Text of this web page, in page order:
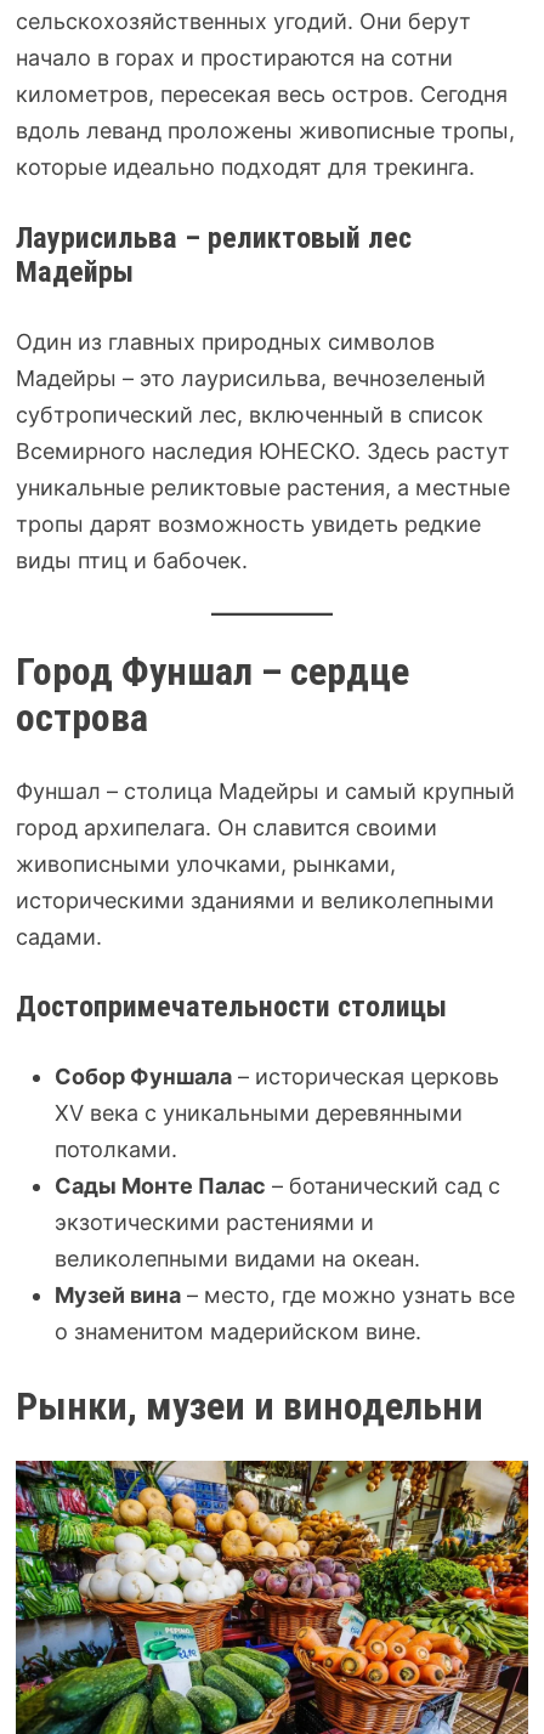
сельскохозяйственных угодий. Они берут
начало в горах и простираются на сотни
километров, пересекая весь остров. Сегодня
вдоль леванд проложены живописные тропы,
которые идеально подходят для трекинга.
Лаурисильва – реликтовый лес
Мадейры
Один из главных природных символов
Мадейры – это лаурисильва, вечнозеленый
субтропический лес, включенный в список
Всемирного наследия ЮНЕСКО. Здесь растут
уникальные реликтовые растения, а местные
тропы дарят возможность увидеть редкие
виды птиц и бабочек.
Город Фуншал – сердце
острова
Фуншал – столица Мадейры и самый крупный
город архипелага. Он славится своими
живописными улочками, рынками,
историческими зданиями и великолепными
садами.
Достопримечательности столицы
Собор Фуншала– историческая церковь
XV века с уникальными деревянными
потолками.
Сады Монте Палас – ботанический сад с
экзотическими растениями и
великолепными видами на океан.
Музей вина– место, где можно узнать все
о знаменитом мадерийском вине.
Рынки, музеи и винодельни